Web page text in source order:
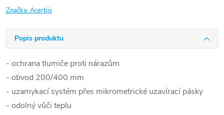
Značka:Acerbis
Popis produktu
- ochrana tlumiče proti nárazům
- obvod 200/400 mm
- uzamykací systém přes mikrometrické uzavírací pásky
- odolný vůči teplu